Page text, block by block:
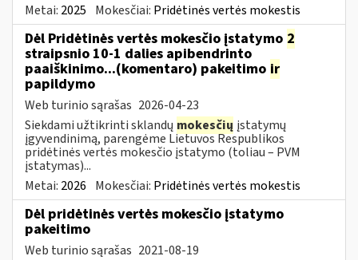
Metai: 2025 Mokesčiai: Pridėtinės vertės mokestis
Dėl Pridėtinės vertės mokesčio įstatymo 2
straipsnio 10-1 dalies apibendrinto
paaiškinimo...(komentaro) pakeitimo ir
papildymo
Web turinio sąrašas 2026-04-23
Siekdami užtikrinti sklandų mokesčių įstatymų
įgyvendinimą, parengėme Lietuvos Respublikos
pridėtinės vertės mokesčio įstatymo (toliau – PVM
įstatymas)...
Metai: 2026 Mokesčiai: Pridėtinės vertės mokestis
Dėl pridėtinės vertės mokesčio įstatymo
pakeitimo
Web turinio sąrašas 2021-08-19